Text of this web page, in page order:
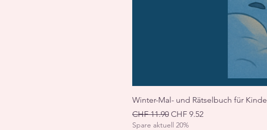
Winter-Mal- und Rätselbuch für
Standardpreis
CHF 11.90 Sale-Preis
CHF 9.52
Spare aktuell 20%